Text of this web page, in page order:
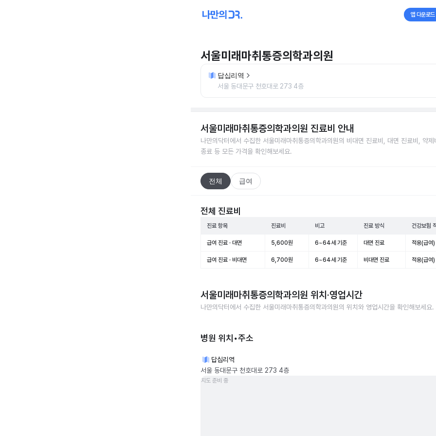
앱 다운로드
서울미래마취통증의학과의원
답십리역
서울 동대문구 천호대로 273 4층
서울미래마취통증의학과의원 진료비 안내
나만의닥터에서 수집한 서울미래마취통증의학과의원의 비대면 진료비, 대면 진료비, 약제
종료 등 모든 가격을 확인해보세요.
전체 급여
전체 진료비
진료 항목 진료비 비고 진료 방식 건강보험
급여 진료 · 대면 5,600원 6~64세 기준 대면 진료 적용(급여)
급여 진료 · 비대면 6,700원 6~64세 기준 비대면 진료 적용(급여)
서울미래마취통증의학과의원 위치·영업시간
나만의닥터에서 수집한 서울미래마취통증의학과의원의 위치와 영업시간을 확인해보세요.
병원 위치•주소
답십리역
서울 동대문구 천호대로 273 4층
지도 준비 중